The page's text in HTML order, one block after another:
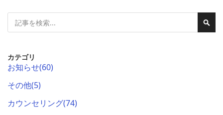
検
検
カテゴリ
お知らせ(60)
その他(5)
カウンセリング(74)